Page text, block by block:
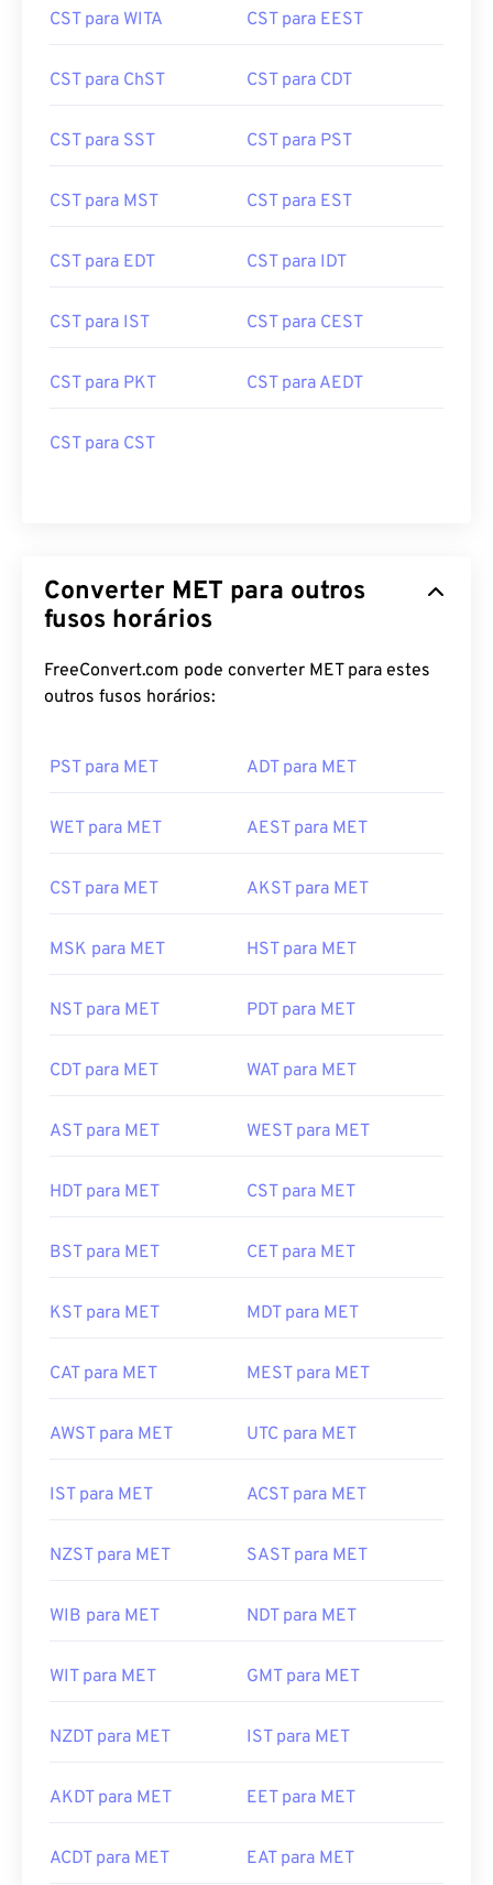
CST para WITA CST para EEST
CST para ChST CST para CDT
CST para SST CST para PST
CST para MST CST para EST
CST para EDT CST para IDT
CST para IST CST para CEST
CST para PKT CST para AEDT
CST para CST
Converter MET para outros
fusos horários
FreeConvert.com pode converter MET para estes
outros fusos horários:
PST para MET ADT para MET
WET para MET AEST para MET
CST para MET AKST para MET
MSK para MET HST para MET
NST para MET PDT para MET
CDT para MET WAT para MET
AST para MET WEST para MET
HDT para MET CST para MET
BST para MET CET para MET
KST para MET MDT para MET
CAT para MET MEST para MET
AWST para MET UTC para MET
IST para MET ACST para MET
NZST para MET SAST para MET
WIB para MET NDT para MET
WIT para MET GMT para MET
NZDT para MET IST para MET
AKDT para MET EET para MET
ACDT para MET EAT para MET